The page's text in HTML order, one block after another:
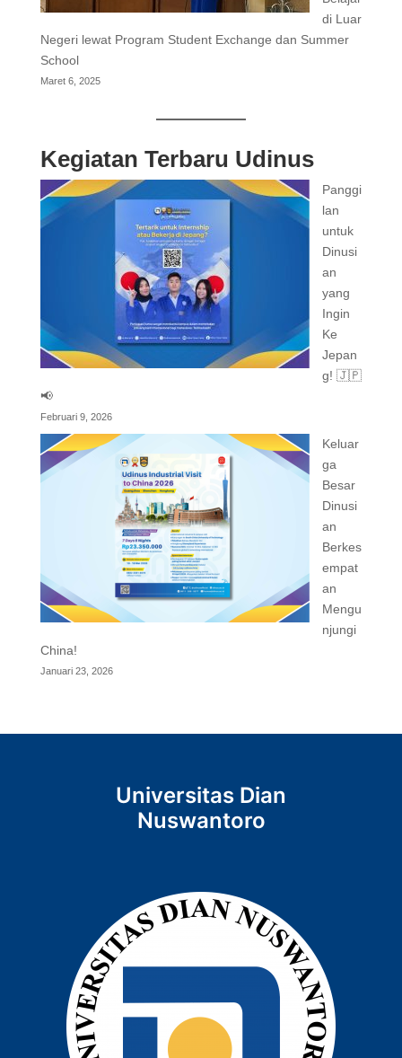
di Luar
Negeri lewat Program Student Exchange dan Summer
School
Maret 6, 2025
Kegiatan Terbaru Udinus
Panggi
lan
untuk
Dinusi
an
yang
Ingin
Ke
Jepan
g! 🇯🇵
📢
Februari 9, 2026
Keluar
ga
Besar
Dinusi
an
Berkes
empat
an
Mengu
njungi
China!
Januari 23, 2026
Universitas Dian
Nuswantoro